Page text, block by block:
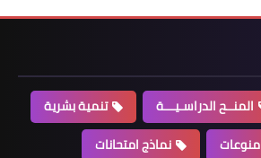
المنــح الدراسـيـــة
تنمية بشرية
منوعات
نماذج امتحانات